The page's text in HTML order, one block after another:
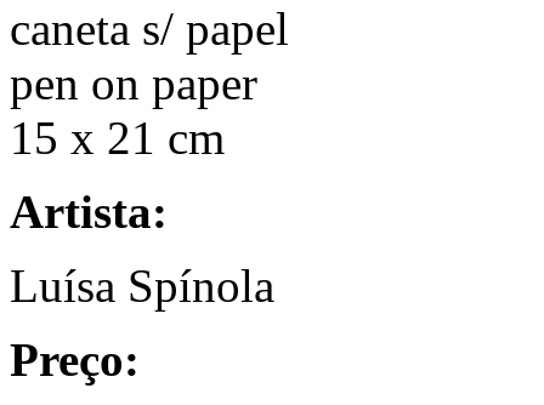
caneta s/ papel
pen on paper
15 x 21 cm
Artista:
Luísa Spínola
Preço: